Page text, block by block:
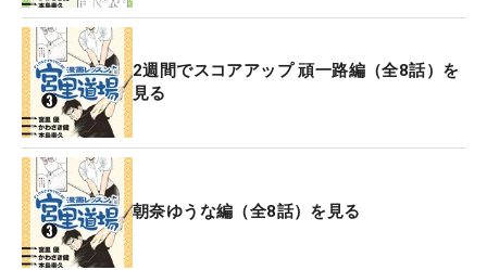
2週間でスコアアップ 頑一路編（全8話）を
見る
朝奈ゆうな編（全8話）を見る